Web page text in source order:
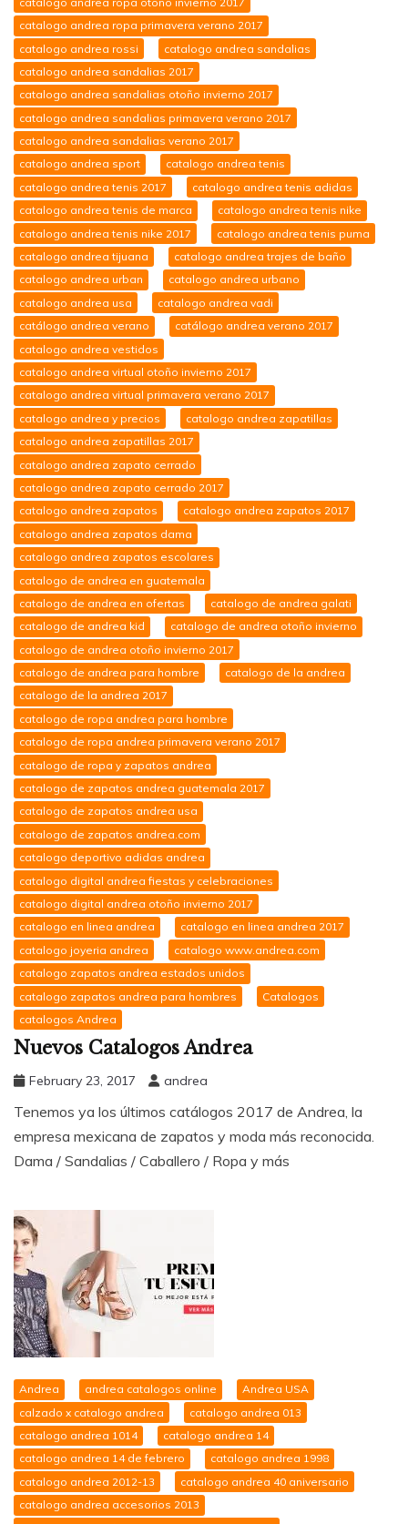
catalogo andrea ropa primavera verano 2017
catalogo andrea rossi
catalogo andrea sandalias
catalogo andrea sandalias 2017
catalogo andrea sandalias otoño invierno 2017
catalogo andrea sandalias primavera verano 2017
catalogo andrea sandalias verano 2017
catalogo andrea sport
catalogo andrea tenis
catalogo andrea tenis 2017
catalogo andrea tenis adidas
catalogo andrea tenis de marca
catalogo andrea tenis nike
catalogo andrea tenis nike 2017
catalogo andrea tenis puma
catalogo andrea tijuana
catalogo andrea trajes de baño
catalogo andrea urban
catalogo andrea urbano
catalogo andrea usa
catalogo andrea vadi
catálogo andrea verano
catálogo andrea verano 2017
catalogo andrea vestidos
catalogo andrea virtual otoño invierno 2017
catalogo andrea virtual primavera verano 2017
catalogo andrea y precios
catalogo andrea zapatillas
catalogo andrea zapatillas 2017
catalogo andrea zapato cerrado
catalogo andrea zapato cerrado 2017
catalogo andrea zapatos
catalogo andrea zapatos 2017
catalogo andrea zapatos dama
catalogo andrea zapatos escolares
catalogo de andrea en guatemala
catalogo de andrea en ofertas
catalogo de andrea galati
catalogo de andrea kid
catalogo de andrea otoño invierno
catalogo de andrea otoño invierno 2017
catalogo de andrea para hombre
catalogo de la andrea
catalogo de la andrea 2017
catalogo de ropa andrea para hombre
catalogo de ropa andrea primavera verano 2017
catalogo de ropa y zapatos andrea
catalogo de zapatos andrea guatemala 2017
catalogo de zapatos andrea usa
catalogo de zapatos andrea.com
catalogo deportivo adidas andrea
catalogo digital andrea fiestas y celebraciones
catalogo digital andrea otoño invierno 2017
catalogo en linea andrea
catalogo en linea andrea 2017
catalogo joyeria andrea
catalogo www.andrea.com
catalogo zapatos andrea estados unidos
catalogo zapatos andrea para hombres
Catalogos
catalogos Andrea
Nuevos Catalogos Andrea
February 23, 2017 andrea
Tenemos ya los últimos catálogos 2017 de Andrea, la
empresa mexicana de zapatos y moda más reconocida.
Dama / Sandalias / Caballero / Ropa y más
Andrea andrea catalogos online
Andrea USA
calzado x catalogo andrea
catalogo andrea 013
catalogo andrea 1014
catalogo andrea 14
catalogo andrea 14 de febrero
catalogo andrea 1998
catalogo andrea 2012-13
catalogo andrea 40 aniversario
catalogo andrea accesorios 2013